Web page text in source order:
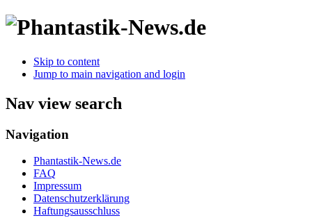
Skip to content
Jump to main navigation and login
Nav view search
Navigation
Phantastik-News.de
FAQ
Impressum
Datenschutzerklärung
Haftungsausschluss